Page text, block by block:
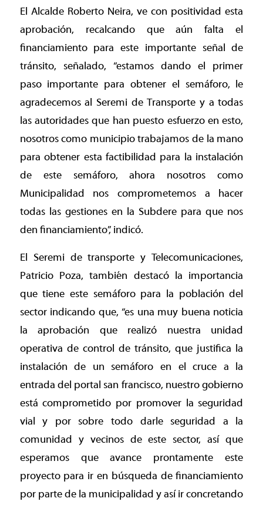
El Alcalde Roberto Neira, ve con positividad esta
aprobación, recalcando que aún falta el
financiamiento para este importante señal de
tránsito, señalado, “estamos dando el primer
paso importante para obtener el semáforo, le
agradecemos al Seremi de Transporte y a todas
las autoridades que han puesto esfuerzo en esto,
nosotros como municipio trabajamos de la mano
para obtener esta factibilidad para la instalación
de este semáforo, ahora nosotros como
Municipalidad nos comprometemos a hacer
todas las gestiones en la Subdere para que nos
den financiamiento”, indicó.
El Seremi de transporte y Telecomunicaciones,
Patricio Poza, también destacó la importancia
que tiene este semáforo para la población del
sector indicando que, “es una muy buena noticia
la aprobación que realizó nuestra unidad
operativa de control de tránsito, que justifica la
instalación de un semáforo en el cruce a la
entrada del portal san francisco, nuestro gobierno
está comprometido por promover la seguridad
vial y por sobre todo darle seguridad a la
comunidad y vecinos de este sector, así que
esperamos que avance prontamente este
proyecto para ir en búsqueda de financiamiento
por parte de la municipalidad y así ir concretando